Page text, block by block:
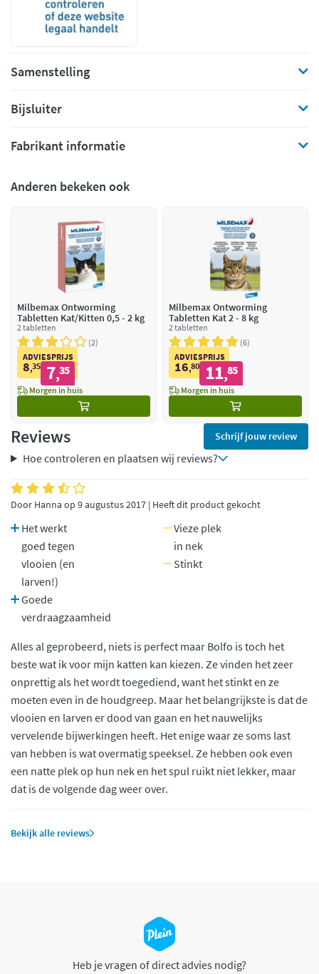
Samenstelling
Bijsluiter
Fabrikant informatie
Anderen bekeken ook
Milbemax Ontworming
Tabletten Kat/Kitten 0,5 - 2 kg
2 tabletten
2
ADVIESPRIJS
8,35 7,35
Morgen in huis
Milbemax Ontworming
Tabletten Kat 2 - 8 kg
2 tabletten
6
ADVIESPRIJS
16,80 11,85
Morgen in huis
Reviews Schrijf jouw review
Hoe controleren en plaatsen wij reviews?
Door Hanna op 9 augustus 2017 | Heeft dit product gekocht
Het werkt
goed tegen
vlooien (en
larven!)
Goede
verdraagzaamheid
Vieze plek
in nek
Stinkt
Alles al geprobeerd, niets is perfect maar Bolfo is toch het
beste wat ik voor mijn katten kan kiezen. Ze vinden het zeer
onprettig als het wordt toegediend, want het stinkt en ze
moeten even in de houdgreep. Maar het belangrijkste is dat de
vlooien en larven er dood van gaan en het nauwelijks
vervelende bijwerkingen heeft. Het enige waar ze soms last
van hebben is wat overmatig speeksel. Ze hebben ook even
een natte plek op hun nek en het spul ruikt niet lekker, maar
dat is de volgende dag weer over.
Bekijk alle reviews
Heb je vragen of direct advies nodig?